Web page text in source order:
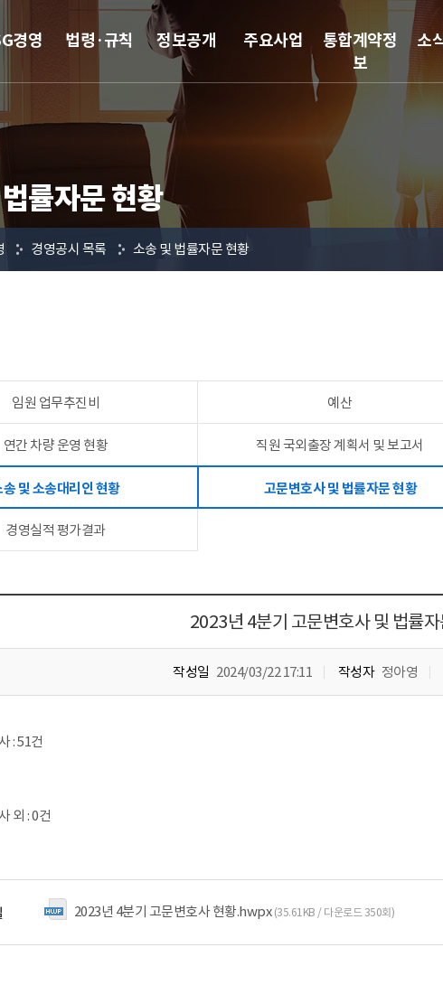
경영 법령·규칙 정보공개 주요사업
통합계약정
보
소
률자문 현황
경영공시 목록 소송 및 법률자문 현황
임원 업무추진비 예산
연간 차량 운영 현황 직원 국외출장 계획서 및 보고서
송 및 소송대리인 현황 고문변호사 및 법률자문 현황
경영실적 평가결과
2023년 4분기 고문변호사 및 법률
작성일 2024/03/22 17:11 작성자 정아영
: 51건
외 : 0건
2023년 4분기 고문변호사 현황.hwpx (35.61KB / 다운로드 350회)